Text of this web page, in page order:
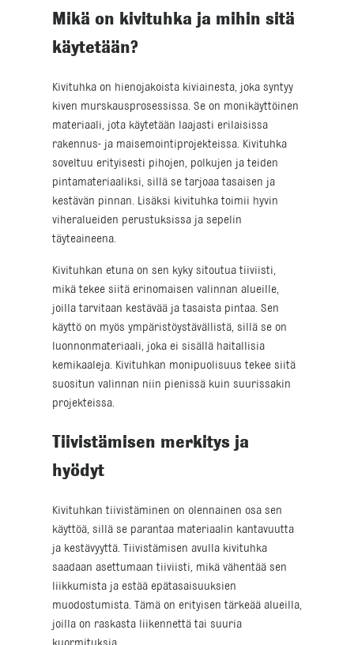
Mikä on kivituhka ja mihin sitä
käytetään?
Kivituhka on hienojakoista kiviainesta, joka syntyy
kiven murskausprosessissa. Se on monikäyttöinen
materiaali, jota käytetään laajasti erilaisissa
rakennus- ja maisemointiprojekteissa. Kivituhka
soveltuu erityisesti pihojen, polkujen ja teiden
pintamateriaaliksi, sillä se tarjoaa tasaisen ja
kestävän pinnan. Lisäksi kivituhka toimii hyvin
viheralueiden perustuksissa ja sepelin
täyteaineena.
Kivituhkan etuna on sen kyky sitoutua tiiviisti,
mikä tekee siitä erinomaisen valinnan alueille,
joilla tarvitaan kestävää ja tasaista pintaa. Sen
käyttö on myös ympäristöystävällistä, sillä se on
luonnonmateriaali, joka ei sisällä haitallisia
kemikaaleja. Kivituhkan monipuolisuus tekee siitä
suositun valinnan niin pienissä kuin suurissakin
projekteissa.
Tiivistämisen merkitys ja
hyödyt
Kivituhkan tiivistäminen on olennainen osa sen
käyttöä, sillä se parantaa materiaalin kantavuutta
ja kestävyyttä. Tiivistämisen avulla kivituhka
saadaan asettumaan tiiviisti, mikä vähentää sen
liikkumista ja estää epätasaisuuksien
muodostumista. Tämä on erityisen tärkeää alueilla,
joilla on raskasta liikennettä tai suuria